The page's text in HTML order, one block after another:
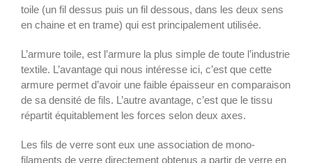
toile (un fil dessus puis un fil dessous, dans les deux sens
en chaine et en trame) qui est principalement utilisée.
L’armure toile, est l’armure la plus simple de toute l’industrie
textile. L’avantage qui nous intéresse ici, c’est que cette
armure permet d’avoir une faible épaisseur en comparaison
de sa densité de fils. L’autre avantage, c’est que le tissu
répartit équitablement les forces selon deux axes.
Les fils de verre sont eux une association de mono-
filaments de verre directement obtenus a partir de verre en